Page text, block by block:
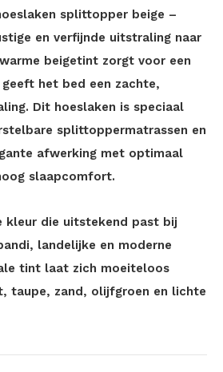
splittopper beige –
en verfijnde uitstraling naar
beigetint zorgt voor een
het bed een zachte,
Dit hoeslaken is speciaal
splittoppermatrassen en
afwerking met optimaal
slaapcomfort.
kleur die uitstekend past bij
landelijke en moderne
tint laat zich moeiteloos
taupe, zand, olijfgroen en lichte